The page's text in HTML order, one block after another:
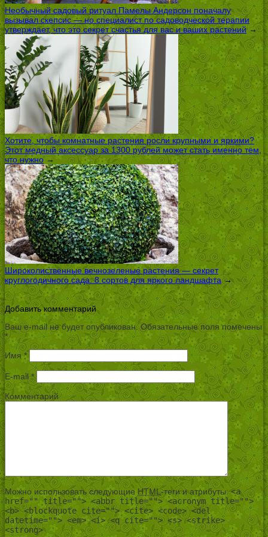
Необычный садовый ритуал Памелы Андерсон поначалу
вызывал скепсис — но специалист по садоводческой терапии
утверждает, что это секрет счастья для вас и ваших растений→
Хотите, чтобы комнатные растения росли крупными и яркими?
Этот медный аксессуар за 1300 рублей может стать именно тем,
что нужно→
Широколиственные вечнозеленые растения — секрет
круглогодичного сада: 8 сортов для яркого ландшафта→
Добавить комментарий
Ваш e-mail не будет опубликован.Обязательные поля помечены
*
Имя *
E-mail*
Комментарий
Можно использовать следующиеHTML-теги и атрибуты:<a
href="" title=""> <abbr title=""> <acronym title="">
<b> <blockquote cite=""> <cite> <code> <del
datetime=""> <em> <i> <q cite=""> <s> <strike>
<strong>